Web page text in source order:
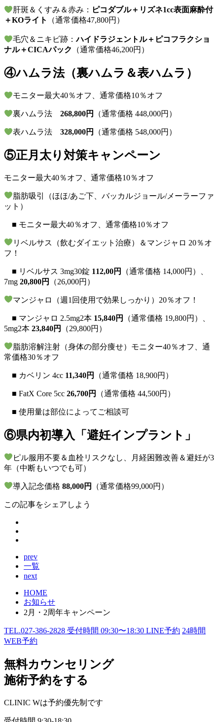
肝斑＆くすみ＆赤み： ピコダブル＋リズネ1cc表面麻酔付
＋KOライト
（通常価格47,800円）
毛穴＆ニキビ跡：ハイドラジェントル＋ピコフラクショ
ナル＋CICAパック
（通常価格46,200円）
④ハムラ法（裏ハムラ＆表ハムラ）
モニター最大40％オフ、通常価格10％オフ
裏ハムラ法268,800円 （通常価格 448,000円）
表ハムラ法328,000円 （通常価格 548,000円）
⑤正月太り対策キャンペーン
モニター最大40％オフ、通常価格10％オフ
脂肪吸引（ほほ/あご下、バッカルジョール/メーラーファ
ット）
■ モニター最大40％オフ、通常価格10％オフ
リベルサス（飲むダイエット治療）＆マンジャロ 20％オ
フ！
■ リベルサス 3mg30錠 112,00円
（通常価格 14,000円）、
7mg 20,800円 （26,000円）
マンジャロ（週1回使用で効果しっかり）20％オフ！
■ マンジャロ 2.5mg2本 15,840円
（通常価格 19,800円）、
5mg2本 23,840円 （29,800円）
脂肪溶解注射（身体の部分痩せ）モニター40％オフ、通
常価格30％オフ
■ カベリン 4cc 11,340円 （通常価格 18,900円）
■ FatX Core 5cc 26,700円 （通常価格 44,500円）
■ 使用量は部位によってご相談可
⑥県内初導入「避妊インプラント」
ピル服用不要＆血栓リスクなし、月経困難改善＆避妊が3
年（中断もいつでも可）
導入記念価格88,000円 （通常価格99,000円）
この記事をシェアしよう
prev
一覧
next
HOME
お知らせ
2月・2周年キャンペーン
TEL.027-386-2828 受付時間 09:30〜18:30 LINE予約 24時間
WEB予約
無料カウンセリング
施術予約をする
CLINIC Wは予約優先制です